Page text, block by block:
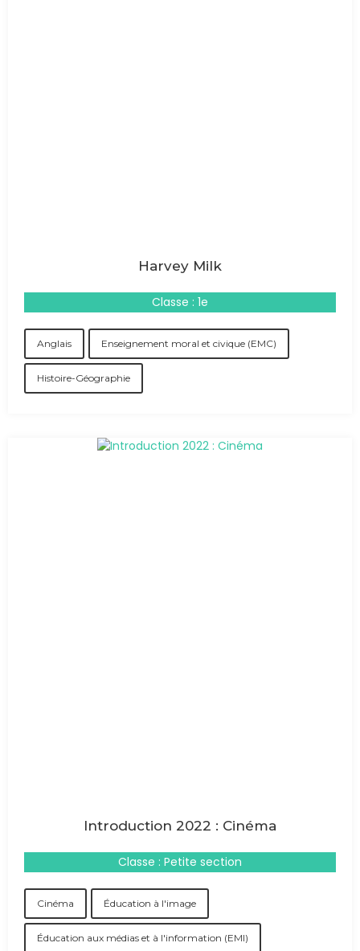
Harvey Milk
Classe : 1e
Anglais Enseignement moral et civique (EMC)
Histoire-Géographie
Introduction 2022 : Cinéma
Classe : Petite section
Cinéma Éducation à l'image
Éducation aux médias et à l'information (EMI)